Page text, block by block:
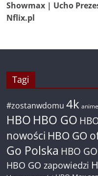
Showmax | Ucho
Nflix.pl
Tagi
#zostanwdomu 4k anime
HBO HBO GO
nowości HBO GO
Go Polska HBO
HBO GO zapowiedzi